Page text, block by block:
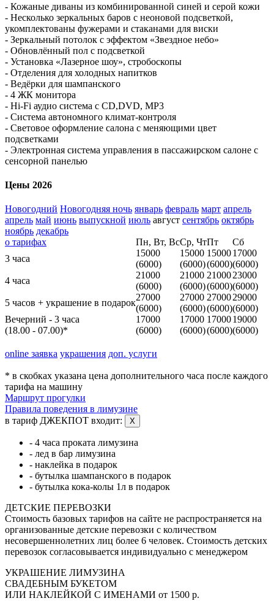
- Кожаные диваны из комбинированной синей и серой кожи
- Несколько зеркальных баров с неоновой подсветкой,
укомплектованы фужерами и стаканами для виски
- Зеркальный потолок с эффектом «Звездное небо»
- Обновлённый пол с подсветкой
- Установка «Лазерное шоу», стробоскопы
- Отделения для холодных напитков
- Ведёрки для шампанского
- 4 ЖК монитора
- Hi-Fi аудио система с CD,DVD, MP3
- Система автономного климат-контроля
- Световое оформление салона с меняющими цвет
подсветками
- Электронная система управления в пассажирском салоне с
сенсорной панелью
Цены 2026
Новогодний Новогодняя ночь январь февраль март апрель
апрель май июнь выпускной июль август сентябрь октябрь
ноябрь декабрь
о тарифах
Пн, Вт, ВсСр, ЧтПт
Сб
3 часа
15000
(6000)
15000
(6000)
15000
(6000)
17000
(6000)
4 часа
21000
(6000)
21000
(6000)
21000
(6000)
23000
(6000)
5 часов + украшение в подарок
27000
(6000)
27000
(6000)
27000
(6000)
29000
(6000)
Вечерний - 3 часа
(18.00 - 07.00)*
17000
(6000)
17000
(6000)
17000
(6000)
19000
(6000)
online заявка украшения доп. услуги
* в скобках указана цена дополнительного часа после каждого
тарифа на машину
Маршрут прогулки
Правила поведения в лимузине
в тариф ДЖЕКПОТ входит:
X
- 4 часа проката лимузина
- лед в бар лимузина
- наклейка в подарок
- бутылка шампанского в подарок
- бутылка кока-колы 1л в подарок
ДЕТСКИЕ ПЕРЕВОЗКИ
Стоимость базовых тарифов на сайте не распространяется на
организованные детские перевозки с количеством
несовершеннолетних лиц более 6 человек. Стоимость детских
перевозок согласовывается индивидуально с менеджером
УКРАШЕНИЕ ЛИМУЗИНА
СВАДЕБНЫМ БУКЕТОМ
ИЛИ НАКЛЕЙКОЙ С ИМЕНАМИ от 1500 р.